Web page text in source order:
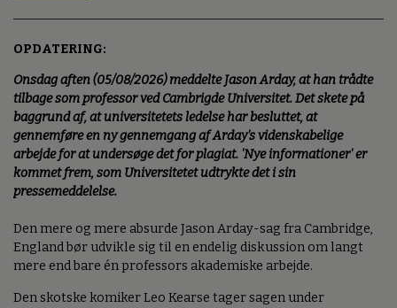
OPDATERING:
Onsdag aften (05/08/2026) meddelte Jason Arday, at han trådte
tilbage som professor ved Cambrigde Universitet. Det skete på
baggrund af, at universitetets ledelse har besluttet, at
gennemføre en ny gennemgang af Arday's videnskabelige
arbejde for at undersøge det for plagiat. 'Nye informationer' er
kommet frem, som Universitetet udtrykte det i sin
pressemeddelelse.
Den mere og mere absurde Jason Arday-sag fra Cambridge,
England bør udvikle sig til en endelig diskussion om langt
mere end bare én professors akademiske arbejde.
Den skotske komiker Leo Kearse tager sagen under